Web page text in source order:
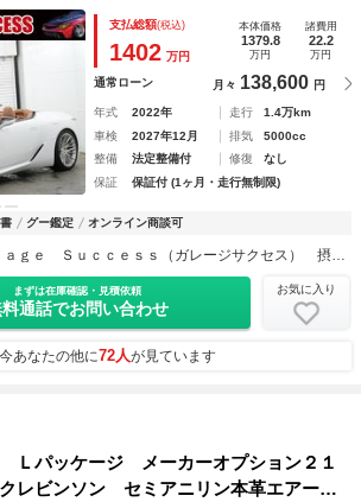
ミラー／コンバーチブル／ＥＴＣ／Ｂｌ
ダー探知機／マークレビンソンサウンド
支払総額(税込)
1402 万円
本体価格
1379.8
万円
諸費用
22.2
万円
通常ローン 月々 138,600 円
年式 2022年 走行
1.4万km
車検
2027年12月 排気
5000cc
整備
法定整備付 修復
なし
保証
保証付 (1ヶ月・走行無制限)
グー鑑定 オンライン商談可
まずは在庫確認・見積依頼
通話でお問い合わせ
お気に入り
今あなたの他に72人が見ています
パッケージ メーカーオプション２１
レビンソン セミアニリン本革エアー／